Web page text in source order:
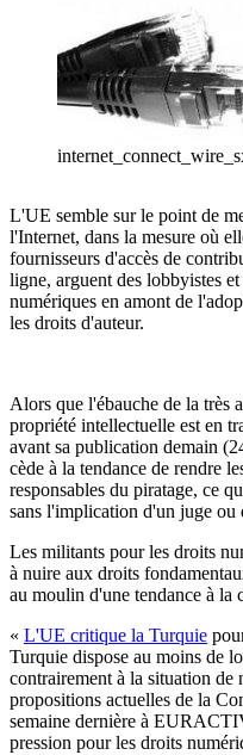
L'UE semble sur le point de
l'Internet, dans la mesure où
fournisseurs d'accès de
ligne, arguent des lobbyistes
numériques en amont de
les droits d'auteur.
Alors que l'ébauche de la très
propriété intellectuelle est en
avant sa publication demain
cède à la tendance de rendre
responsables du piratage, ce
sans l'implication d'un juge ou
Les militants pour les droits
à nuire aux droits
au moulin d'une tendance à la
« L'UE critique la Turquie
Turquie dispose au moins de
contrairement à la situation de
propositions actuelles de la
semaine dernière à
pression pour les droits